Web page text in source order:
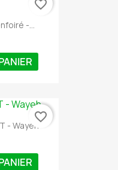
-...
favorite_border
- Wayeh
favorite_border